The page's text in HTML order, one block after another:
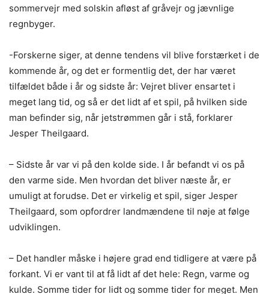
sommervejr med solskin afløst af gråvejr og jævnlige
regnbyger.
-Forskerne siger, at denne tendens vil blive forstærket i de
kommende år, og det er formentlig det, der har været
tilfældet både i år og sidste år: Vejret bliver ensartet i
meget lang tid, og så er det lidt af et spil, på hvilken side
man befinder sig, når jetstrømmen går i stå, forklarer
Jesper Theilgaard.
– Sidste år var vi på den kolde side. I år befandt vi os på
den varme side. Men hvordan det bliver næste år, er
umuligt at forudse. Det er virkelig et spil, siger Jesper
Theilgaard, som opfordrer landmændene til nøje at følge
udviklingen.
– Det handler måske i højere grad end tidligere at være på
forkant. Vi er vant til at få lidt af det hele: Regn, varme og
kulde. Somme tider for lidt og somme tider for meget. Men